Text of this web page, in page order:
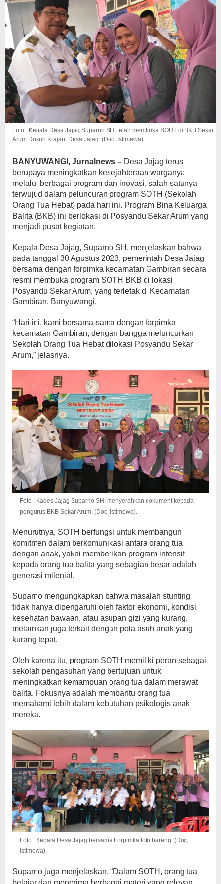
Foto : Kepala Desa Jajag Suparno SH, telah membuka SOUT di BKB Sekar
Arum Dusun Krajan, Desa Jajag. (Doc. Istimewa).
BANYUWANGI, Jurnalnews – Desa Jajag terus
berupaya meningkatkan kesejahteraan warganya
melalui berbagai program dan inovasi, salah satunya
terwujud dalam peluncuran program SOTH (Sekolah
Orang Tua Hebat) pada hari ini. Program Bina Keluarga
Balita (BKB) ini berlokasi di Posyandu Sekar Arum yang
menjadi pusat kegiatan.
Kepala Desa Jajag, Suparno SH, menjelaskan bahwa
pada tanggal 30 Agustus 2023, pemerintah Desa Jajag
bersama dengan forpimka kecamatan Gambiran secara
resmi membuka program SOTH BKB di lokasi
Posyandu Sekar Arum, yang terletak di Kecamatan
Gambiran, Banyuwangi.
“Hari ini, kami bersama-sama dengan forpimka
kecamatan Gambiran, dengan bangga meluncurkan
Sekolah Orang Tua Hebat dilokasi Posyandu Sekar
Arum,” jelasnya.
Foto : Kades Jajag Suparno SH, menyerahkan dokument kepada
pengurus BKB Sekar Arum. (Doc, Istimewa).
Menurutnya, SOTH berfungsi untuk membangun
komitmen dalam berkomunikasi antara orang tua
dengan anak, yakni memberikan program intensif
kepada orang tua balita yang sebagian besar adalah
generasi milenial.
Suparno mengungkapkan bahwa masalah stunting
tidak hanya dipengaruhi oleh faktor ekonomi, kondisi
kesehatan bawaan, atau asupan gizi yang kurang,
melainkan juga terkait dengan pola asuh anak yang
kurang tepat.
Oleh karena itu, program SOTH memiliki peran sebagai
sekolah pengasuhan yang bertujuan untuk
meningkatkan kemampuan orang tua dalam merawat
balita. Fokusnya adalah membantu orang tua
memahami lebih dalam kebutuhan psikologis anak
mereka.
Foto : Kepala Desa Jajag bersama Forpimka foto bareng. (Doc,
Istimewa).
Suparno juga menjelaskan, “Dalam SOTH, orang tua